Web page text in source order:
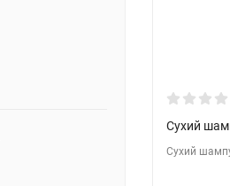
Сухий
Сухий